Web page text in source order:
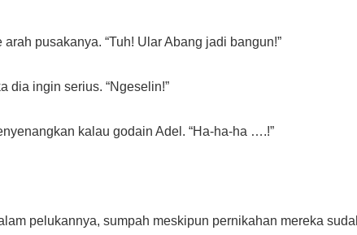
pusakanya. “Tuh! Ular Abang jadi bangun!”
dia ingin serius. “Ngeselin!”
kalau godain Adel. “Ha-ha-ha ….!”
pelukannya, sumpah meskipun pernikahan mereka